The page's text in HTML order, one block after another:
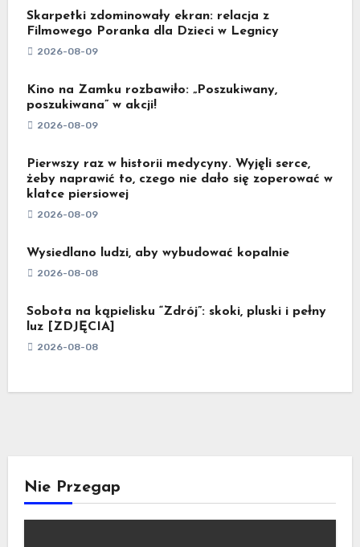
Skarpetki zdominowały ekran: relacja z
Filmowego Poranka dla Dzieci w Legnicy
2026-08-09
Kino na Zamku rozbawiło: „Poszukiwany,
poszukiwana” w akcji!
2026-08-09
Pierwszy raz w historii medycyny. Wyjęli serce,
żeby naprawić to, czego nie dało się zoperować w
klatce piersiowej
2026-08-09
Wysiedlano ludzi, aby wybudować kopalnie
2026-08-08
Sobota na kąpielisku “Zdrój”: skoki, pluski i pełny
luz [ZDJĘCIA]
2026-08-08
Nie Przegap